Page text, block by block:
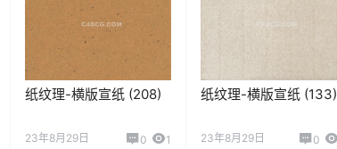
纸纹理-横版宣纸 (208)
23年8月29日 0 1
纸纹理-横版宣纸 (133)
23年8月29日 0